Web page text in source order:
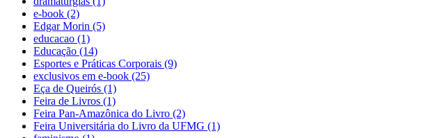
e-book (2)
Edgar Morin (5)
educacao (1)
Educação (14)
Esportes e Práticas Corporais (9)
exclusivos em e-book (25)
Eça de Queirós (1)
Feira de Livros (1)
Feira Pan-Amazônica do Livro (2)
Feira Universitária do Livro da UFMG (1)